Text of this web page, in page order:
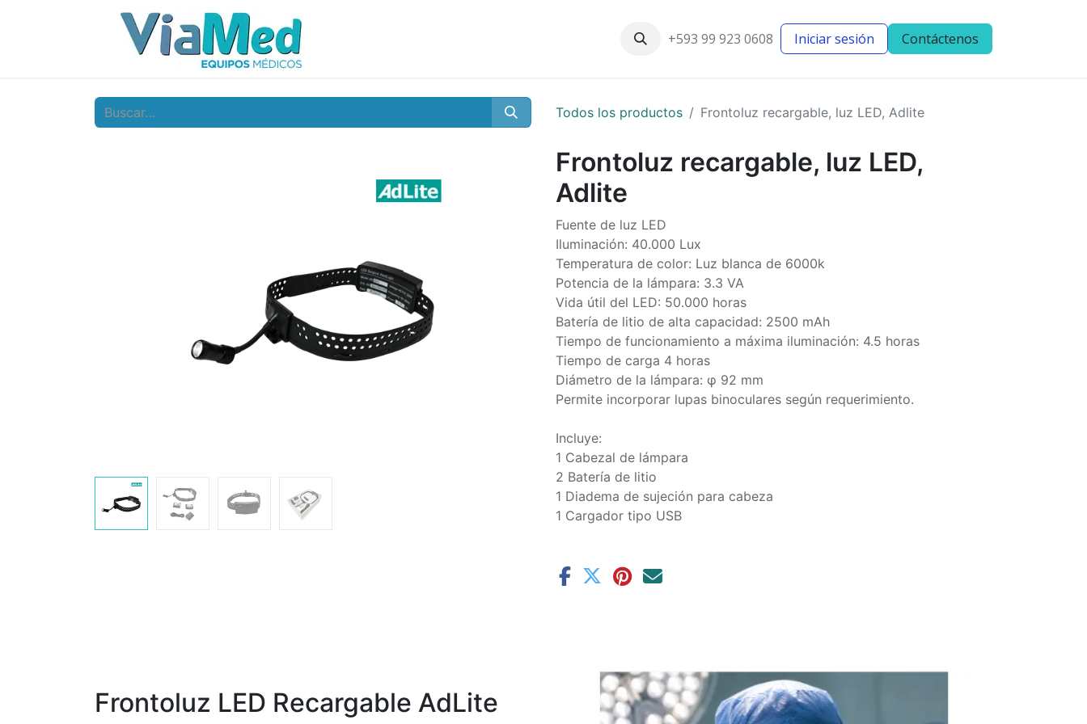
Nuestros clientes Blog
+593 99 923 0608 Iniciar sesión Contáctenos
Todos los productos Frontoluz recargable, luz LED, Adlite
Frontoluz recargable, luz LED,
Adlite
Fuente de luz LED
Iluminación: 40.000 Lux
Temperatura de color: Luz blanca de 6000k
Potencia de la lámpara: 3.3 VA
Vida útil del LED: 50.000 horas
Batería de litio de alta capacidad: 2500 mAh
Tiempo de funcionamiento a máxima iluminación: 4.5 horas
Tiempo de carga 4 horas
Diámetro de la lámpara: φ 92 mm
Permite incorporar lupas binoculares según requerimiento.
Incluye:
1 Cabezal de lámpara
2 Batería de litio
1 Diadema de sujeción para cabeza
1 Cargador tipo USB
Frontoluz LED Recargable AdLite